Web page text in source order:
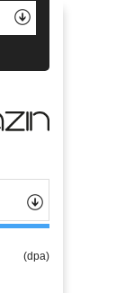
(dpa)